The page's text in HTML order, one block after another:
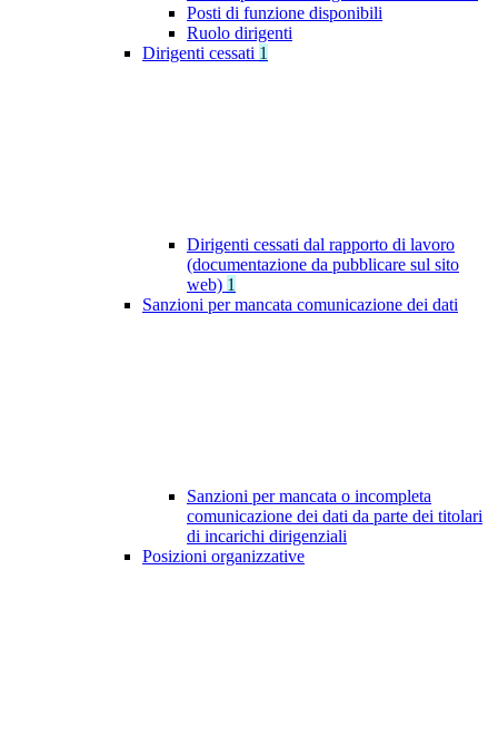
Posti di funzione disponibili
Ruolo dirigenti
Dirigenti cessati 1
Dirigenti cessati dal rapporto di lavoro
(documentazione da pubblicare sul sito
web) 1
Sanzioni per mancata comunicazione dei dati
Sanzioni per mancata o incompleta
comunicazione dei dati da parte dei titolari
di incarichi dirigenziali
Posizioni organizzative